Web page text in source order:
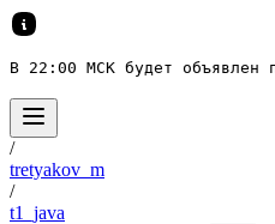
В 22:00 МСК будет
/
tretyakov_m
/
t1_java